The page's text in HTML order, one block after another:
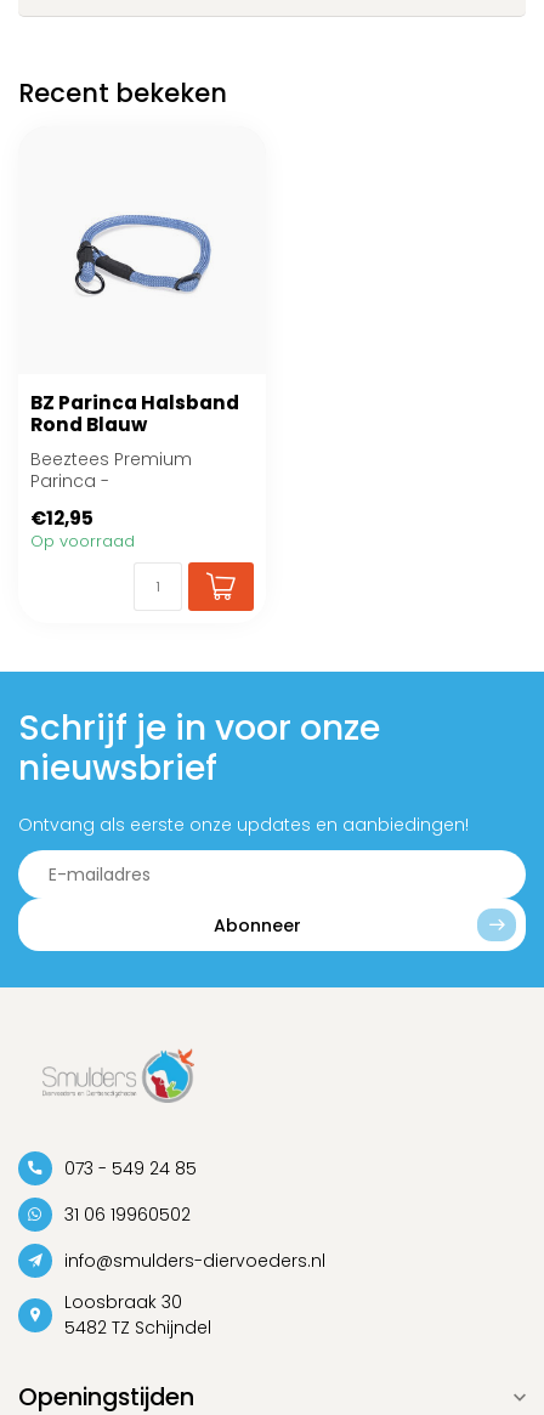
Recent bekeken
BZ Parinca Halsband
Rond Blauw
Beeztees Premium
Parinca -
- Nylon - Blauw
€12,95
Op voorraad
Schrijf je in voor onze
nieuwsbrief
Ontvang als eerste onze updates en aanbiedingen!
Abonneer
073 - 549 24 85
31 06 19960502
info@smulders-diervoeders.nl
Loosbraak 30
5482 TZ Schijndel
Openingstijden